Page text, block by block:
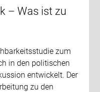
– Was ist zu
zum
in den politischen
entwickelt. Der
zu den